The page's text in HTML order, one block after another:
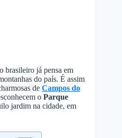
brasileiro já pensa em
do país. É assim
de Campos do
o Parque
jardim na cidade, em